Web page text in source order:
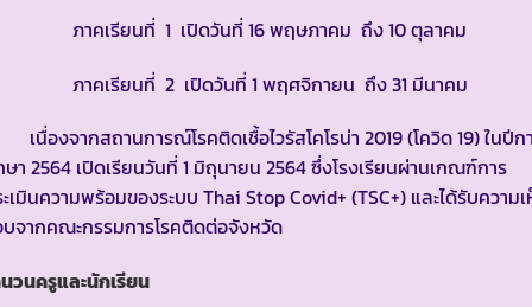
คเรียนที่ 1 เปิดวันที่ 16 พฤษภาคม ถึง 10 ตุลาคม
คเรียนที่ 2 เปิดวันที่ 1 พฤศจิกายน ถึง 31 มีนาคม
งจากสถานการณ์โรคติดเชื้อไวรัสโคโรน่า 2019 (โควิด 19) ในปีก
า 2564 เปิดเรียนวันที่ 1 มิถุนายน 2564 ซึ่งโรงเรียนผ่านเกณฑ์การ
เมินความพร้อมของระบบ Thai Stop Covid+ (TSC+) และได้รับความ
จากคณะกรรมการโรคติดต่อจังหวัด
วนครูและนักเรียน